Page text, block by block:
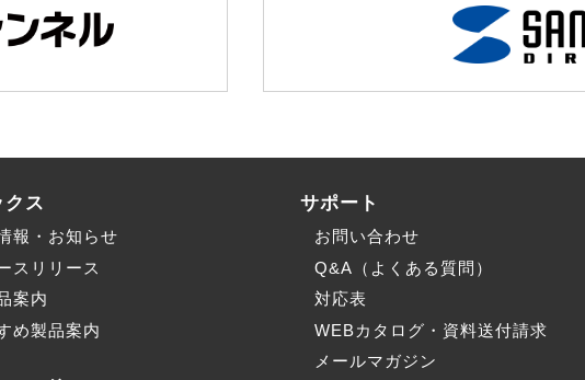
クス
報・お知らせ
スリリース
案内
め製品案内
サポート
お問い合わせ
Q&A（よくある質問）
対応表
WEBカタログ・資料送付請求
メールマガジン